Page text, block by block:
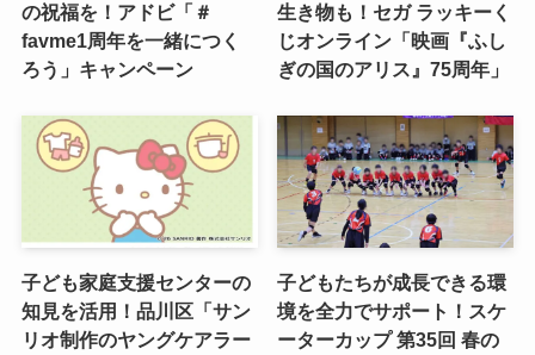
の祝福を！アドビ「＃
favme1周年を一緒につく
ろう」キャンペーン
生き物も！セガ ラッキーく
じオンライン「映画『ふし
ぎの国のアリス』75周年」
子ども家庭支援センターの
知見を活用！品川区「サン
リオ制作のヤングケアラー
子どもたちが成長できる環
境を全力でサポート！スケ
ーターカップ 第35回 春の